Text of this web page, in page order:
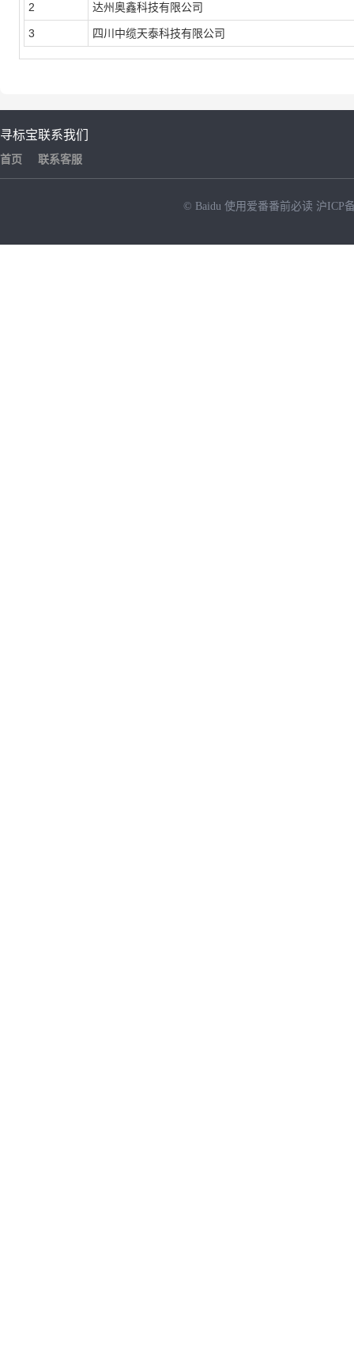
2 达州奥鑫科技有限公司
3 四川中缆天泰科技有限公司
寻标宝
首页
联系我们
联系客服
© Baidu 使用爱番番前必读 沪ICP